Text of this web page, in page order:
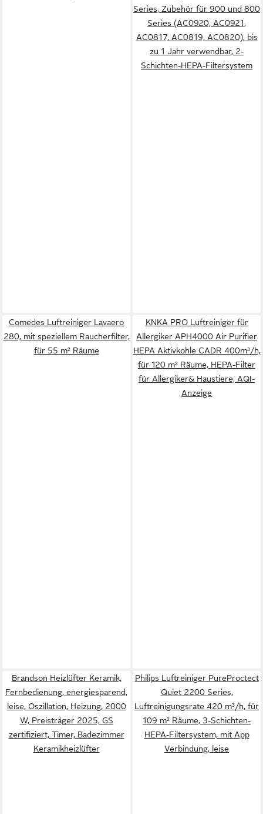
Series, Zubehör für 900 und 800
Series (AC0920, AC0921,
AC0817, AC0819, AC0820), bis
zu 1 Jahr verwendbar, 2-
Schichten-HEPA-Filtersystem
Comedes Luftreiniger Lavaero
280, mit speziellem Raucherfilter,
für 55 m² Räume
KNKA PRO Luftreiniger für
Allergiker APH4000 Air Purifier
HEPA Aktivkohle CADR 400m³/h,
für 120 m² Räume, HEPA-Filter
für Allergiker& Haustiere, AQI-
Anzeige
Brandson Heizlüfter Keramik,
Fernbedienung, energiesparend,
leise, Oszillation, Heizung, 2000
W, Preisträger 2025, GS
zertifiziert, Timer, Badezimmer
Keramikheizlüfter
Philips Luftreiniger PureProctect
Quiet 2200 Series,
Luftreinigungsrate 420 m³/h, für
109 m² Räume, 3-Schichten-
HEPA-Filtersystem, mit App
Verbindung, leise